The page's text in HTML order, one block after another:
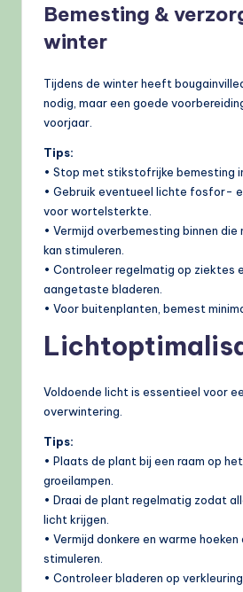
Bemesting &
winter
Tijdens de winter heeft
nodig, maar een goede
voorjaar.
Tips:
• Stop met stikstofrijke bemesting
• Gebruik eventueel lichte fosfor-
voor wortelsterkte.
• Vermijd overbemesting binnen die
kan stimuleren.
• Controleer regelmatig op ziektes
aangetaste bladeren.
• Voor buitenplanten, bemest
Voldoende licht is essentieel voor
overwintering.
Tips:
• Plaats de plant bij een raam op
groeilampen.
• Draai de plant regelmatig zodat
licht krijgen.
• Vermijd donkere en warme
stimuleren.
• Controleer bladeren op